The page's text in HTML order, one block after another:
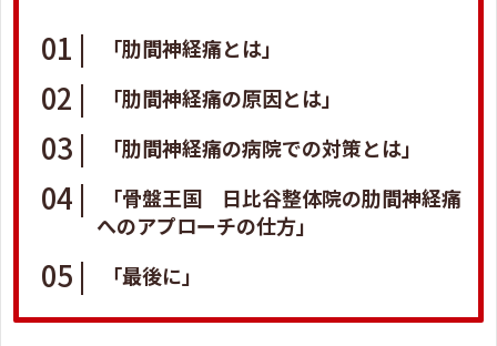
「肋間神経痛とは」
「肋間神経痛の原因とは」
「肋間神経痛の病院での対策とは」
「骨盤王国 日比谷整体院の肋間神経痛
へのアプローチの仕方」
「最後に」